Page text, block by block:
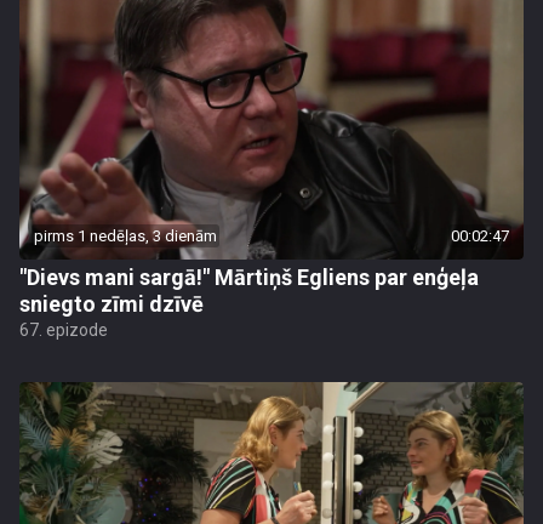
pirms 1 nedēļas, 3 dienām 00:02:47
"Dievs mani sargā!" Mārtiņš Egliens par enģeļa
sniegto zīmi dzīvē
67. epizode